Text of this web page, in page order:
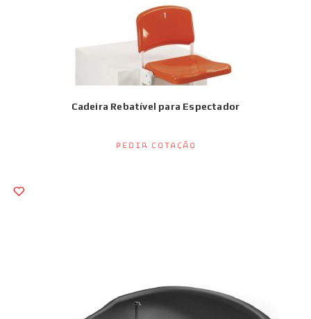
Cadeira Rebatível para Espectador
Pedir Cotação